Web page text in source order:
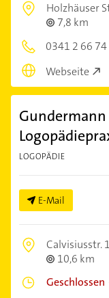
Holzhäuser
7,8 km
0341 2 66
Webseite
Gundermann
LOGOPÄDIE
E-Mail
Calvisiusstr.
10,6 km
Geschlossen